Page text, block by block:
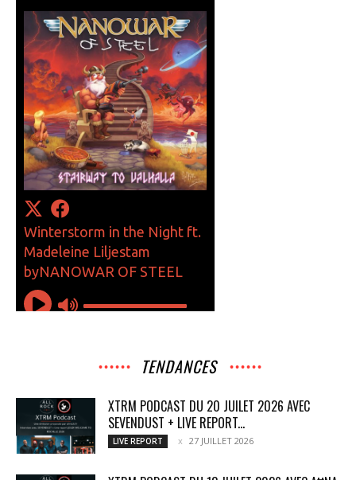
TENDANCES
XTRM PODCAST DU 20 JUILET 2026 AVEC
SEVENDUST + LIVE REPORT...
LIVE REPORT 27 JUILLET 2026